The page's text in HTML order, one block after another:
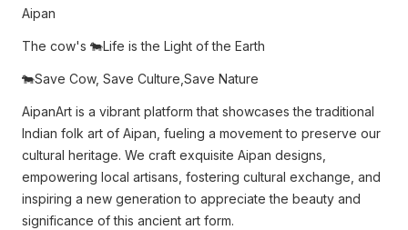
Aipan
The cow's 🐄Life is the Light of the Earth
🐄Save Cow, Save Culture,Save Nature
AipanArt is a vibrant platform that showcases the traditional
Indian folk art of Aipan, fueling a movement to preserve our
cultural heritage. We craft exquisite Aipan designs,
empowering local artisans, fostering cultural exchange, and
inspiring a new generation to appreciate the beauty and
significance of this ancient art form.